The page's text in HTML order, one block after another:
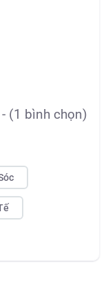
(1 bình chọn)